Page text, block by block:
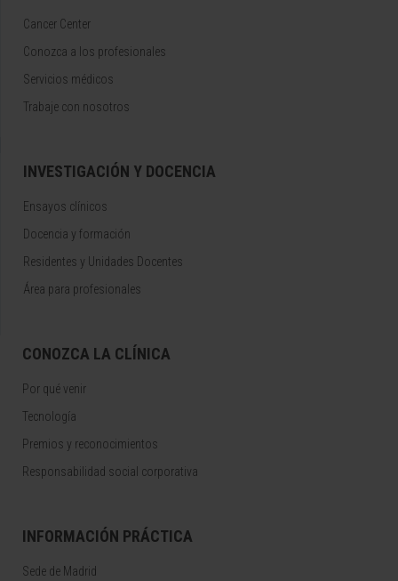
Cancer Center
Conozca a los profesionales
Servicios médicos
Trabaje con nosotros
INVESTIGACIÓN Y DOCENCIA
Ensayos clínicos
Docencia y formación
Residentes y Unidades Docentes
Área para profesionales
CONOZCA LA CLÍNICA
Por qué venir
Tecnología
Premios y reconocimientos
Responsabilidad social corporativa
INFORMACIÓN PRÁCTICA
Sede de Madrid